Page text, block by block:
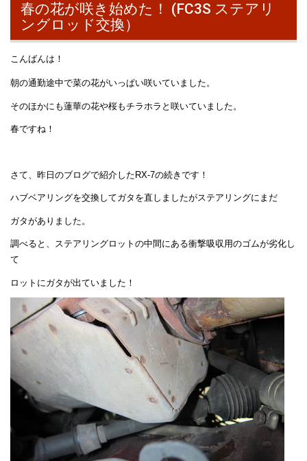
春の花が咲き始めた！ (FC3S ステアリ
ングロッド交換）
こんばんは！
朝の通勤途中で菜の花がいっぱい咲いていました。
そのほかにも蓮華の花や桜もチラホラと咲いていました。
春ですね！
さて、昨日のブログで紹介したRX-7の続きです！
ハブベアリングを交換してガタを直しましたがステアリングにまだ
ガタがありました。
調べると、ステアリングロットの中間にある衝撃吸収用のゴムが劣化し
て
ロットにガタが出ていました！